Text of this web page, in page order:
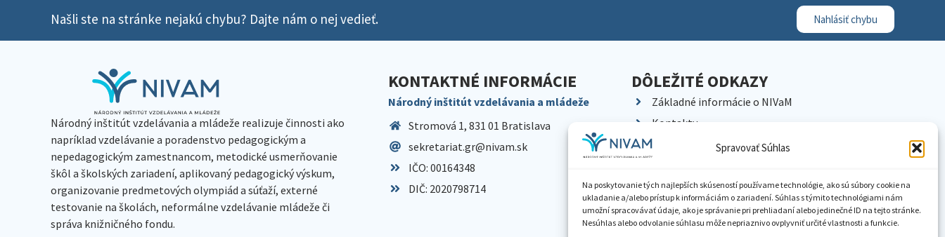
Spravovať Súhlas
Na poskytovanie tých najlepších skúseností používame technológie, ako sú súbory cookie na
ukladanie a/alebo prístup k informáciám o zariadení. Súhlas s týmito technológiami nám
umožní spracovávať údaje, ako je správanie pri prehliadaní alebo jedinečné ID na tejto stránke.
Nesúhlas alebo odvolanie súhlasu môže nepriaznivo ovplyvniť určité vlastnosti a funkcie.
Našli ste na stránke nejakú chybu? Dajte nám o nej vedieť. Nahlásiť chybu
Národný inštitút vzdelávania a mládeže realizuje činnosti ako
napríklad vzdelávanie a poradenstvo pedagogickým a
nepedagogickým zamestnancom, metodické usmerňovanie
škôl a školských zariadení, aplikovaný pedagogický výskum,
organizovanie predmetových olympiád a súťaží, externé
testovanie na školách, neformálne vzdelávanie mládeže či
správa knižničného fondu.
KONTAKTNÉ INFORMÁCIE
Národný inštitút vzdelávania a mládeže
Stromová 1, 831 01 Bratislava
sekretariat.gr@nivam.sk
IČO: 00164348
DIČ: 2020798714
DÔLEŽITÉ ODKAZY
Základné informácie o NIVaM
Kontakty
Kariéra
Pracoviská NIVaM
Dokumenty inštitúcie
Knižnica